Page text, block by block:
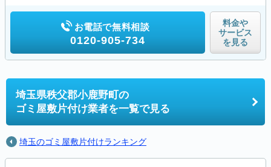
お電話で無料相談
0120-905-734
料金や
サービス
を見る
埼玉県秩父郡小鹿野町の
ゴミ屋敷片付け業者を一覧で見る
埼玉のゴミ屋敷片付けランキング